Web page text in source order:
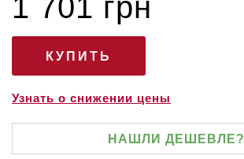
1 701 грн
Узнать о снижении цены
НАШЛИ ДЕШЕВЛЕ?